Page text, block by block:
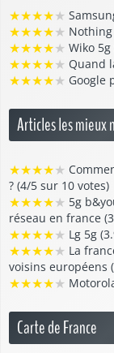
★★★★★
★★★★★
★★★★★ Wiko 5g
★★★★★ Quand
★★★★★ Google
Articles les mieux
★★★★★
? (4/5 sur 10 votes)
★★★★★ 5g
réseau en france
★★★★★ Lg 5g
★★★★★ La
voisins européens
★★★★★
Carte de France